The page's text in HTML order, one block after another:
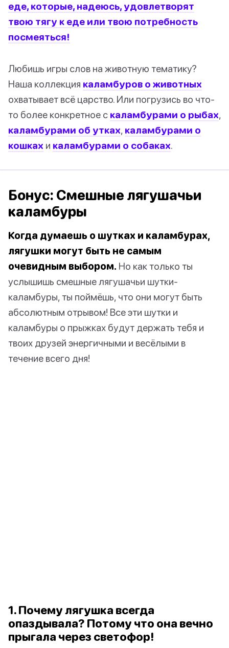
еде, которые, надеюсь, удовлетворят
твою тягу к еде или твою потребность
посмеяться!
Любишь игры слов на животную тематику?
Наша коллекция каламбуров о животных
охватывает всё царство. Или погрузись во что-
то более конкретное с каламбурами о рыбах,
каламбурами об утках, каламбурами о
кошках и каламбурами о собаках.
Бонус: Смешные лягушачьи
каламбуры
Когда думаешь о шутках и каламбурах,
лягушки могут быть не самым
очевидным выбором. Но как только ты
услышишь смешные лягушачьи шутки-
каламбуры, ты поймёшь, что они могут быть
абсолютным отрывом! Все эти шутки и
каламбуры о прыжках будут держать тебя и
твоих друзей энергичными и весёлыми в
течение всего дня!
1. Почему лягушка всегда
опаздывала? Потому что она вечно
прыгала через светофор!